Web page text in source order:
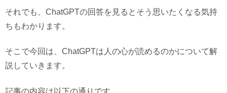
それでも、ChatGPTの回答を見るとそう思いたくなる気持
ちもわかります。
そこで今回は、ChatGPTは人の心が読めるのかについて解
説していきます。
記事の内容は以下の通りです。